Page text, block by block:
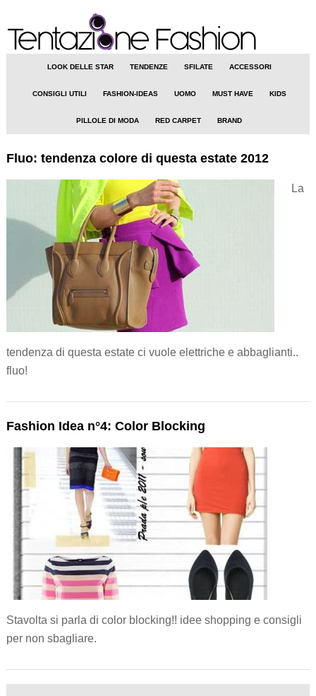
LOOK DELLE STAR TENDENZE SFILATE ACCESSORI
CONSIGLI UTILI FASHION-IDEAS UOMO MUST HAVE KIDS
PILLOLE DI MODA RED CARPET BRAND
Fluo: tendenza colore di questa estate 2012
La
tendenza di questa estate ci vuole elettriche e abbaglianti..
fluo!
Fashion Idea n°4: Color Blocking
Stavolta si parla di color blocking!! idee shopping e consigli
per non sbagliare.